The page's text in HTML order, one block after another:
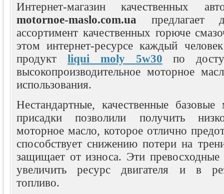
Интернет-магазин качественных
motornoe-maslo.com.ua предлагает
ассортимент качественных горюче
этом интернет-ресурсе каждый
продукт liqui moly 5w30 по
высокопроизводительное моторное
использования.
Нестандартные, качественные базовые
присадки позволили получить
моторное масло, которое отлично
способствует снижению потери на
защищает от износа. Эти превосходные
увеличить ресурс двигателя и в
топливо.